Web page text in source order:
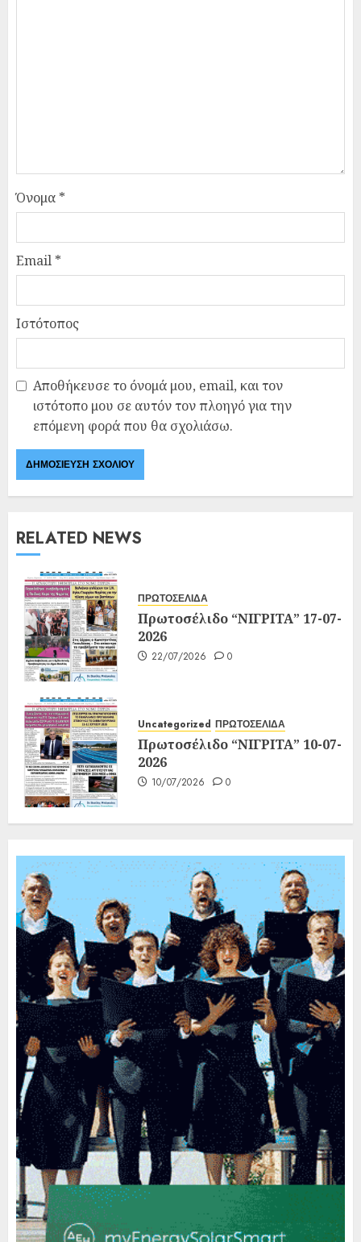
Όνομα *
Email *
Ιστότοπος
Αποθήκευσε το όνομά μου, email, και τον
ιστότοπο μου σε αυτόν τον πλοηγό για την
επόμενη φορά που θα σχολιάσω.
RELATED NEWS
ΠΡΩΤΟΣΕΛΙΔΑ
Πρωτοσέλιδο “ΝΙΓΡΙΤΑ” 17-07-
2026
22/07/2026 0
Uncategorized ΠΡΩΤΟΣΕΛΙΔΑ
Πρωτοσέλιδο “ΝΙΓΡΙΤΑ” 10-07-
2026
10/07/2026 0